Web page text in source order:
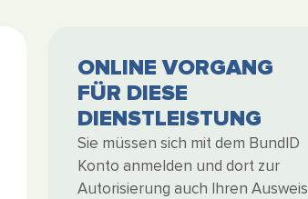
ONLINE VORGANG
FÜR DIESE
DIENSTLEISTUNG
Sie müssen sich mit dem BundID
Konto anmelden und dort zur
Autorisierung auch Ihren Ausweis